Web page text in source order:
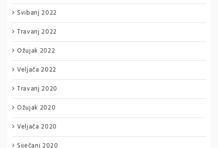
Svibanj 2022
Travanj 2022
Ožujak 2022
Veljača 2022
Travanj 2020
Ožujak 2020
Veljača 2020